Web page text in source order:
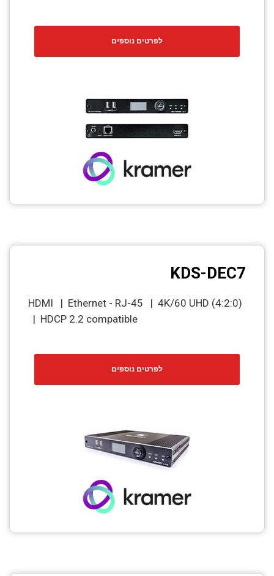
AV over IP
לפרטים נוספים
KDS-DEC7
HDMI | Ethernet - RJ-45 | 4K/60 UHD (4:2:0)
| HDCP 2.2 compatible
לפרטים נוספים